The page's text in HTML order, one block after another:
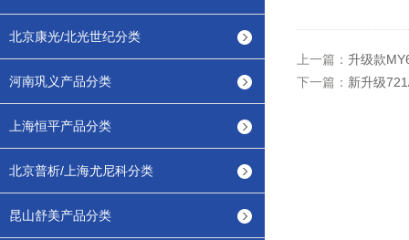
北京康光/北光世纪分类
河南巩义产品分类
上海恒平产品分类
北京普析/上海尤尼科分类
昆山舒美产品分类
上一篇： 升级款
下一篇： 新升级